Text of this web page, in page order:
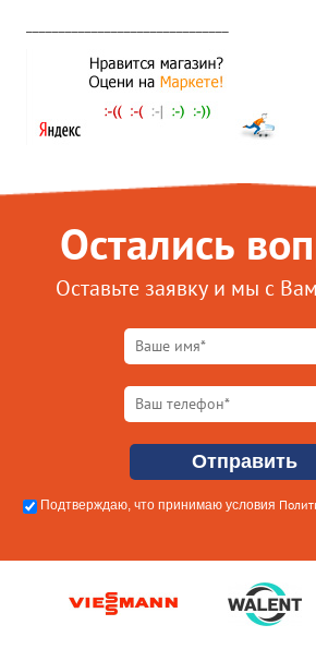
Остались
Оставьте заявку и мы с
Подтверждаю, что принимаю условия